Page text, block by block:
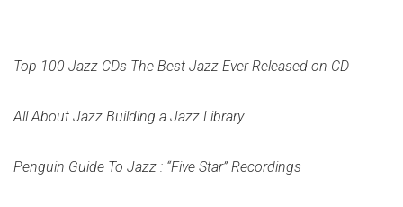
Top 100 Jazz CDs The Best Jazz Ever Released on CD
All About Jazz Building a Jazz Library
Penguin Guide To Jazz : “Five Star” Recordings